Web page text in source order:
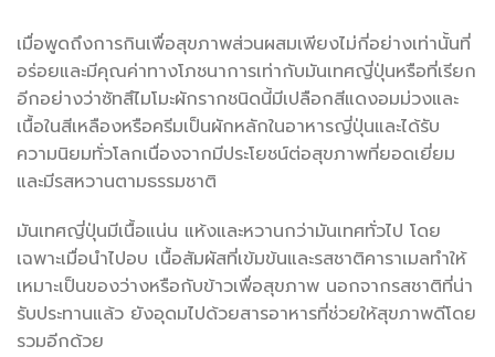
เมื่อพูดถึงการกินเพื่อสุขภาพส่วนผสมเพียงไม่กี่อย่างเท่านั้นที่
อร่อยและมีคุณค่าทางโภชนาการเท่ากับมันเทศญี่ปุ่นหรือที่เรียก
อีกอย่างว่าซัทสึไมโมะผักรากชนิดนี้มีเปลือกสีแดงอมม่วงและ
เนื้อในสีเหลืองหรือครีมเป็นผักหลักในอาหารญี่ปุ่นและได้รับ
ความนิยมทั่วโลกเนื่องจากมีประโยชน์ต่อสุขภาพที่ยอดเยี่ยม
และมีรสหวานตามธรรมชาติ
มันเทศญี่ปุ่นมีเนื้อแน่น แห้งและหวานกว่ามันเทศทั่วไป โดย
เฉพาะเมื่อนำไปอบ เนื้อสัมผัสที่เข้มข้นและรสชาติคาราเมลทำให้
เหมาะเป็นของว่างหรือกับข้าวเพื่อสุขภาพ นอกจากรสชาติที่น่า
รับประทานแล้ว ยังอุดมไปด้วยสารอาหารที่ช่วยให้สุขภาพดีโดย
รวมอีกด้วย